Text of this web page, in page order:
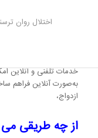
اختلال روان
مرکز مشاوره ستاره
تخصصی را به‌صورت
ستاره این است که
خدمات تلفنی و آنلاین
به‌صورت آنلاین فراهم
ازدواج،
از چه طریقی می